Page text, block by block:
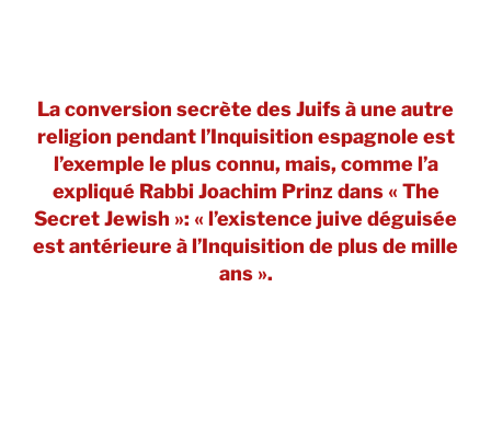
La conversion secrète des Juifs à une autre
religion pendant l’Inquisition espagnole est
l’exemple le plus connu, mais, comme l’a
expliqué Rabbi Joachim Prinz dans « The
Secret Jewish »: « l’existence juive déguisée
est antérieure à l’Inquisition de plus de mille
ans ».